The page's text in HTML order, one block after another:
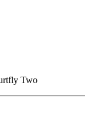
Two